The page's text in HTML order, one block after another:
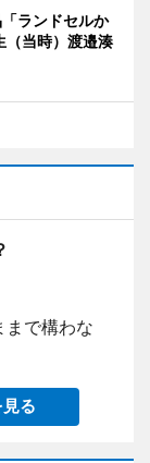
ランドセルか
（当時）渡邉湊
まで構わな
る